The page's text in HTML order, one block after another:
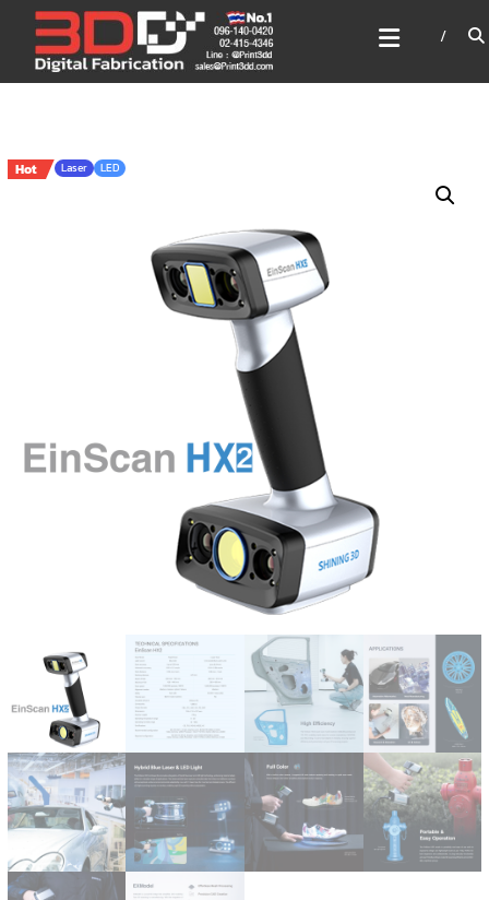
content
3DD DIGITAL FABRICATION
เครื่องพิมพ์3มิติ สแกนเนอร์
เลเซอร์
Hot Laser LED